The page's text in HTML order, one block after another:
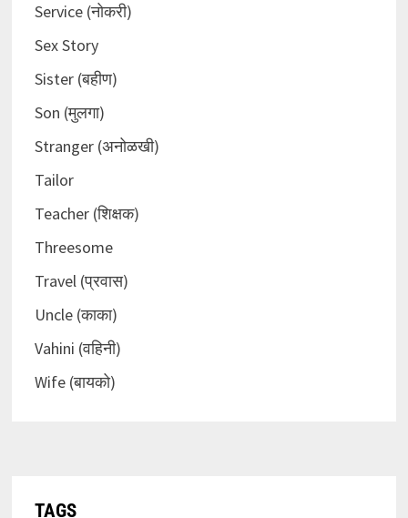
Service (नोकरी)
Sex Story
Sister (बहीण)
Son (मुलगा)
Stranger (अनोळखी)
Tailor
Teacher (शिक्षक)
Threesome
Travel (प्रवास)
Uncle (काका)
Vahini (वहिनी)
Wife (बायको)
TAGS